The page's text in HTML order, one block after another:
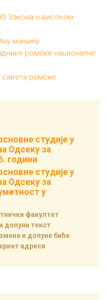
Закона о високом
мањину
ромске националне
савета ромске
студије у
Одсеку за
години
студије у
Одсеку за
у
факултет
допуни текст
и допуне биће
адреси